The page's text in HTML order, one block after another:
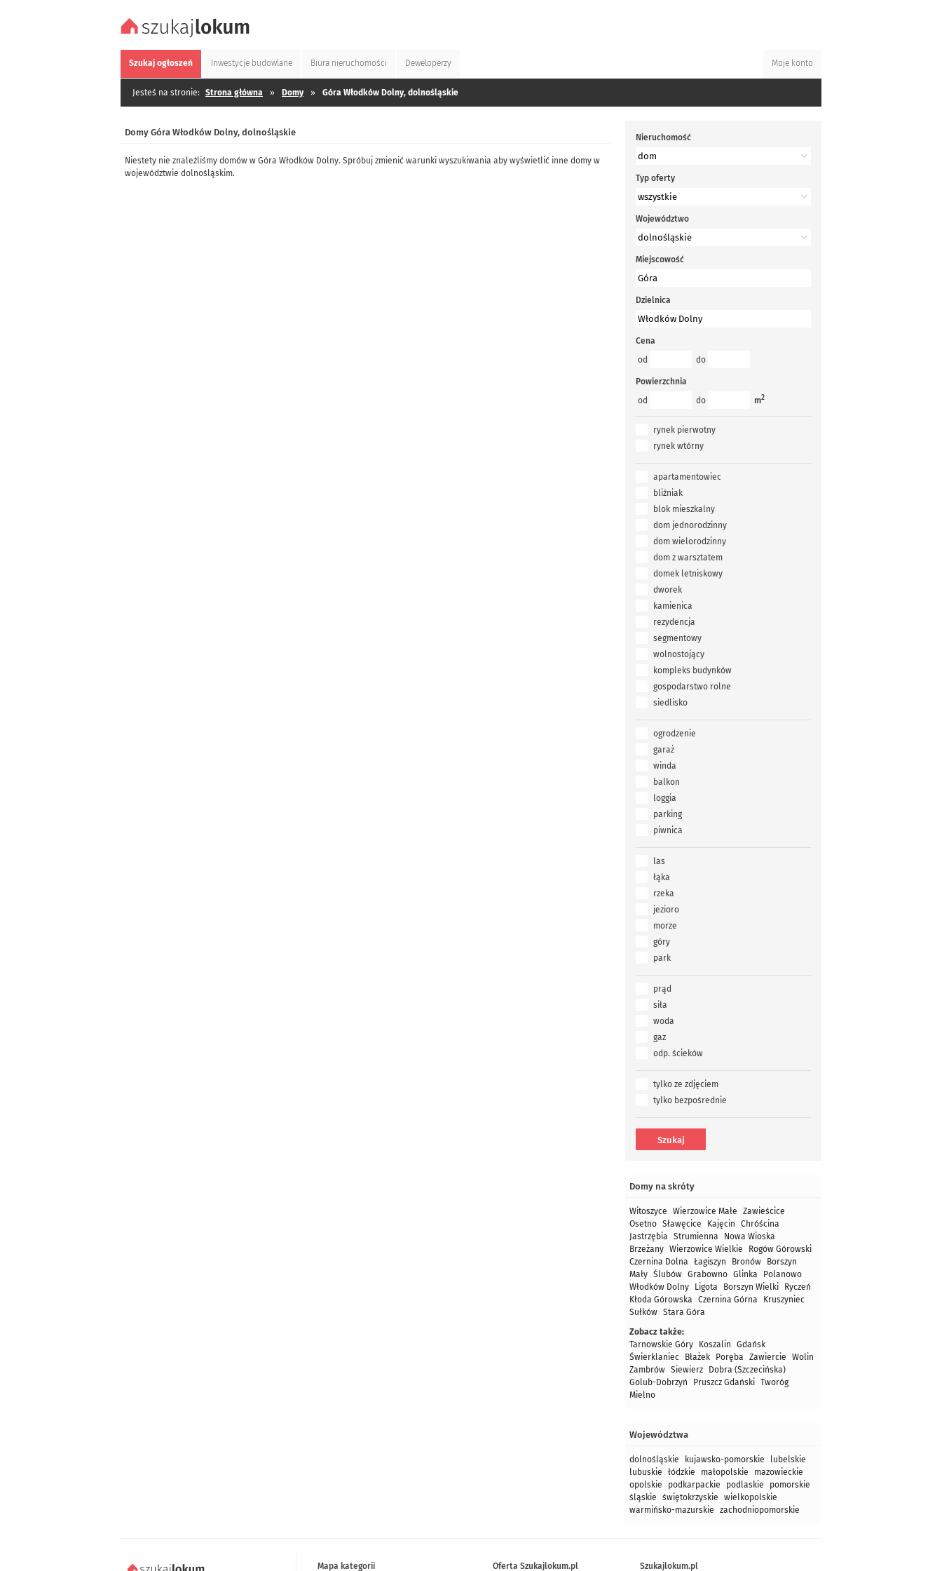
Szukaj ogłoszeń Inwestycje budowlane Biura nieruchomości Deweloperzy Moje konto
Jesteś na stronie: Strona główna » Domy » Góra Włodków Dolny, dolnośląskie
Domy Góra Włodków Dolny, dolnośląskie
Niestety nie znaleźliśmy domów w Góra Włodków Dolny. Spróbuj zmienić warunki wyszukiwania aby wyświetlić inne domy w
województwie dolnośląskim.
Nieruchomość
Typ oferty
Województwo
Miejscowość
Dzielnica
Cena
od
do
Powierzchnia
od
do m2
rynek pierwotny
rynek wtórny
apartamentowiec
bliźniak
blok mieszkalny
dom jednorodzinny
dom wielorodzinny
dom z warsztatem
domek letniskowy
dworek
kamienica
rezydencja
segmentowy
wolnostojący
kompleks budynków
gospodarstwo rolne
siedlisko
ogrodzenie
garaż
winda
balkon
loggia
parking
piwnica
las
łąka
rzeka
jezioro
morze
góry
park
prąd
siła
woda
gaz
odp. ścieków
tylko ze zdjęciem
tylko bezpośrednie
Domy na skróty
Witoszyce Wierzowice Małe
Zawieścice
Osetno Sławęcice Kajęcin
Chróścina
Jastrzębia
Strumienna
Nowa Wioska
Brzeżany Wierzowice Wielkie
Rogów Górowski
Czernina Dolna
Łagiszyn Bronów
Borszyn
Mały Ślubów Grabowno Glinka
Polanowo
Włodków Dolny
Ligota Borszyn Wielki
Ryczeń
Kłoda Górowska
Czernina Górna
Kruszyniec
Sułków Stara Góra
Zobacz także:
Tarnowskie Góry
Koszalin
Gdańsk
Świerklaniec
Błażek Poręba Zawiercie
Wolin
Zambrów Siewierz
Dobra (Szczecińska)
Golub-Dobrzyń
Pruszcz Gdański Tworóg
Mielno
Województwa
dolnośląskie kujawsko-pomorskie
lubelskie
lubuskie
łódzkie małopolskie
mazowieckie
opolskie
podkarpackie podlaskie
pomorskie
śląskie
świętokrzyskie
wielkopolskie
warmińsko-mazurskie
zachodniopomorskie
Mapa kategorii Oferta Szukajlokum.pl Szukajlokum.pl